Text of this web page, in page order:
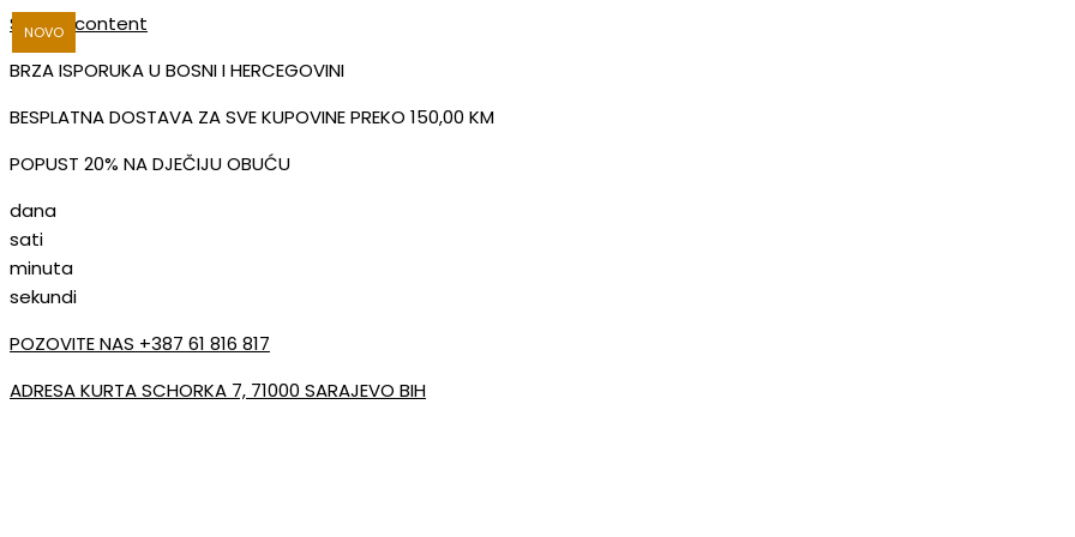
Skip to content
BRZA ISPORUKA U BOSNI I HERCEGOVINI
BESPLATNA DOSTAVA ZA SVE KUPOVINE PREKO 150,00 KM
POPUST 20% NA DJEČIJU OBUĆU
dana
sati
minuta
sekundi
POZOVITE NAS +387 61 816 817
ADRESA KURTA SCHORKA 7, 71000 SARAJEVO BIH
NOVO